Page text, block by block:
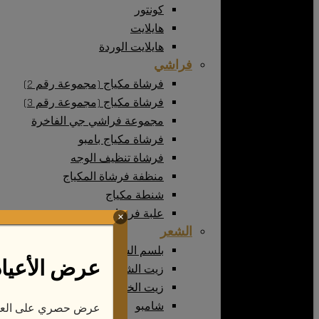
كونتور
هايلايت
هايلايت الوردة
فراشي
فرشاة مكياج (مجموعة رقم 2)
فرشاة مكياج (مجموعة رقم 3)
مجموعة فراشي جي الفاخرة
فرشاة مكياج بامبو
فرشاة تنظيف الوجه
منظفة فرشاة المكياج
شنطة مكياج
علبة فرشاة
الشعر
بلسم الشعر
زيت الشعر
زيت الخروع
شامبو
عرض
عرض حصري على
×